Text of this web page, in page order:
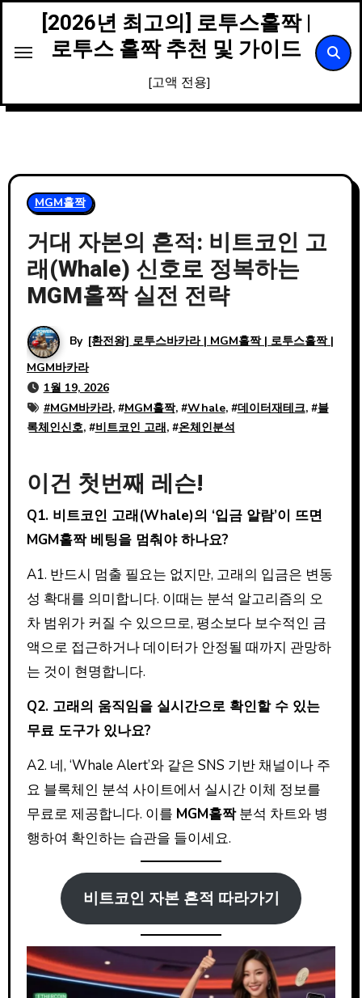
content
[2026년 최고의] 로투스홀짝 |
로투스 홀짝 추천 및 가이드
[고액 전용]
MGM홀짝
거대 자본의 흔적: 비트코인 고
래(Whale) 신호로 정복하는
MGM홀짝 실전 전략
By [환전왕] 로투스바카라 | MGM홀짝 | 로투스홀짝 |
MGM바카라
1월 19, 2026
#MGM바카라, #MGM홀짝, #Whale, #데이터재테크, #블
록체인신호, #비트코인 고래, #온체인분석
이건 첫번째 레슨!
Q1. 비트코인 고래(Whale)의 ‘입금 알람’이 뜨면
MGM홀짝 베팅을 멈춰야 하나요?
A1. 반드시 멈출 필요는 없지만, 고래의 입금은 변동
성 확대를 의미합니다. 이때는 분석 알고리즘의 오
차 범위가 커질 수 있으므로, 평소보다 보수적인 금
액으로 접근하거나 데이터가 안정될 때까지 관망하
는 것이 현명합니다.
Q2. 고래의 움직임을 실시간으로 확인할 수 있는
무료 도구가 있나요?
A2. 네, ‘Whale Alert’와 같은 SNS 기반 채널이나 주
요 블록체인 분석 사이트에서 실시간 이체 정보를
무료로 제공합니다. 이를 MGM홀짝분석 차트와 병
행하여 확인하는 습관을 들이세요.
비트코인 자본 흔적 따라가기